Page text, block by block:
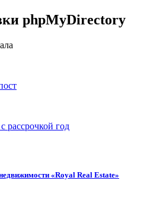
phpMyDirectory
«Royal Real Estate»